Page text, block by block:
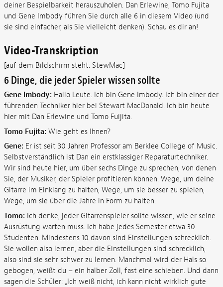
deiner Bespielbarkeit herauszuholen. Dan Erlewine, Tomo Fujita
und Gene Imbody führen Sie durch alle 6 in diesem Video (und
sie sind einfacher, als Sie vielleicht denken). Schau es dir an!
Video-Transkription
[auf dem Bildschirm steht: StewMac]
6 Dinge, die jeder Spieler wissen sollte
Gene Imbody: Hallo Leute. Ich bin Gene Imbody. Ich bin einer der
führenden Techniker hier bei Stewart MacDonald. Ich bin heute
hier mit Dan Erlewine und Tomo Fuijita.
Tomo Fujita: Wie geht es Ihnen?
Gene: Er ist seit 30 Jahren Professor am Berklee College of Music.
Selbstverständlich ist Dan ein erstklassiger Reparaturtechniker.
Wir sind heute hier, um über sechs Dinge zu sprechen, von denen
Sie, der Musiker, der Spieler profitieren können. Wege, um deine
Gitarre im Einklang zu halten, Wege, um sie besser zu spielen,
Wege, um sie über die Jahre in Form zu halten.
Tomo: Ich denke, jeder Gitarrenspieler sollte wissen, wie er seine
Ausrüstung warten muss. Ich habe jedes Semester etwa 30
Studenten. Mindestens 10 davon sind Einstellungen schrecklich.
Sie wollen also lernen, aber die Einstellungen sind schrecklich,
also sind sie sehr schwer zu lernen. Manchmal wird der Hals so
gebogen, weißt du – ein halber Zoll, fast eine schieben. Und dann
sagen die Schüler: „Ich weiß nicht, ich kann nicht wirklich gute